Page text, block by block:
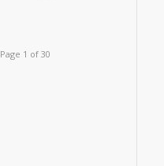
Page 1 of 30